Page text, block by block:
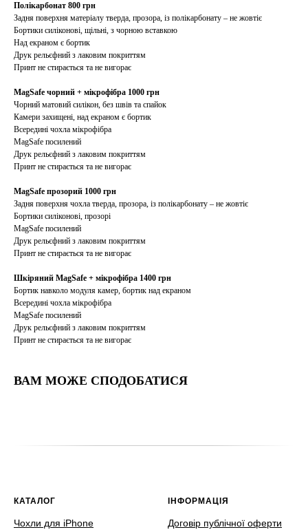
Полікарбонат 800 грн
Задня поверхня матеріалу тверда, прозора, із полікарбонату – не жовтіє
Бортики силіконові, щільні, з чорною вставкою
Над екраном є бортик
Друк рельєфний з лаковим покриттям
Принт не стирається та не вигорає
MagSafe чорний + мікрофібра 1000 грн
Чорний матовий силікон, без швів та спайок
Камери захищені, над екраном є бортик
Всередині чохла мікрофібра
MagSafe посилений
Друк рельєфний з лаковим покриттям
Принт не стирається та не вигорає
MagSafe прозорий 1000 грн
Задня поверхня чохла тверда, прозора, із полікарбонату – не жовтіє
Бортики силіконові, прозорі
MagSafe посилений
Друк рельєфний з лаковим покриттям
Принт не стирається та не вигорає
Шкіряний MagSafe + мікрофібра 1400 грн
Бортик навколо модуля камер, бортик над екраном
Всередині чохла мікрофібра
MagSafe посилений
Друк рельєфний з лаковим покриттям
Принт не стирається та не вигорає
ВАМ МОЖЕ СПОДОБАТИСЯ
КАТАЛОГ
Чохли для iPhone
ІНФОРМАЦІЯ
Договір публічної оферти